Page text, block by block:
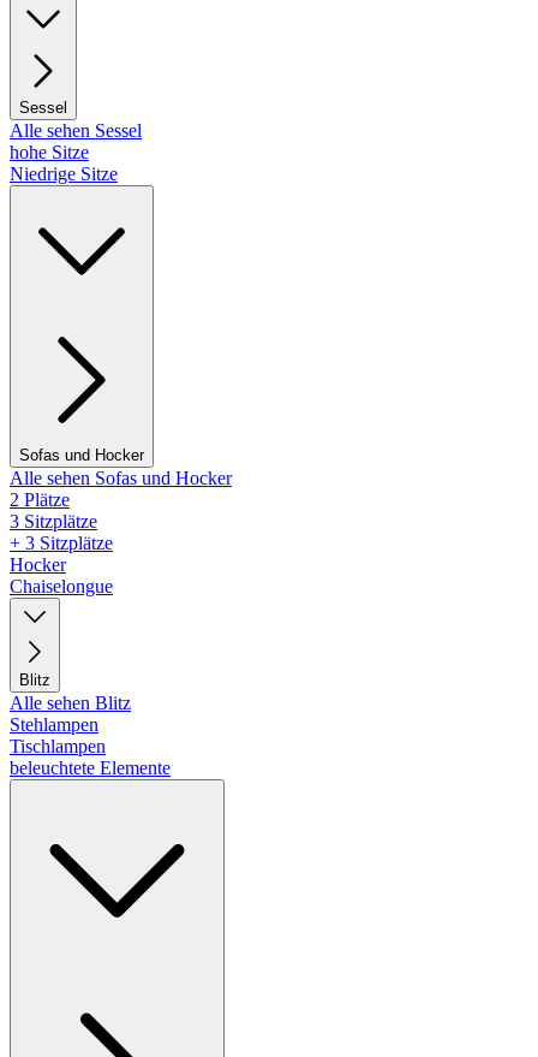
Sessel
Alle sehen Sessel
hohe Sitze
Niedrige Sitze
Sofas und Hocker
Alle sehen Sofas und Hocker
2 Plätze
3 Sitzplätze
+ 3 Sitzplätze
Hocker
Chaiselongue
Blitz
Alle sehen Blitz
Stehlampen
Tischlampen
beleuchtete Elemente